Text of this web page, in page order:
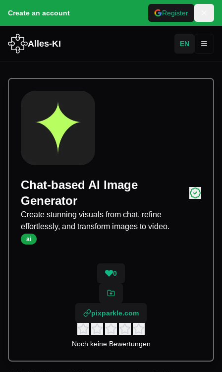
Create an account Register
Alles-KI EN
Chat-based AI Image
Generator
Create stunning visuals from chat, refine
effortlessly, and transform images to video.
ai
0
pixparkle.com
Noch keine Bewertungen